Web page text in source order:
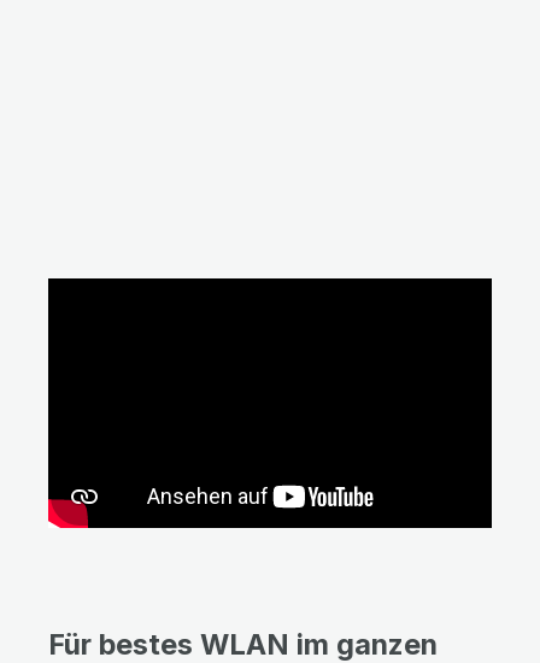
Für bestes WLAN im ganzen